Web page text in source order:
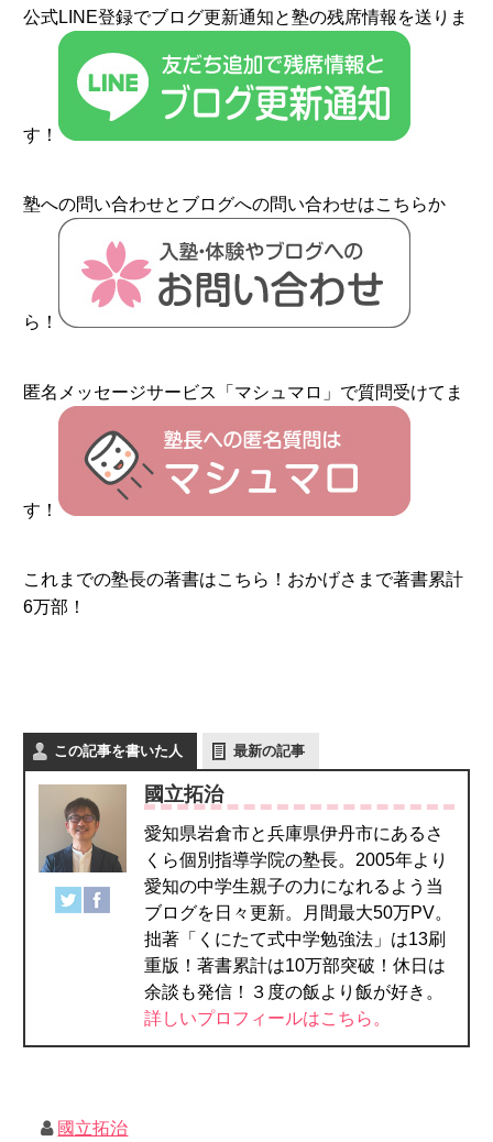
公式LINE登録でブログ更新通知と塾の残席情報を送りま
す！
塾への問い合わせとブログへの問い合わせはこちらか
ら！
匿名メッセージサービス「マシュマロ」で質問受けてま
す！
これまでの塾長の著書はこちら！おかげさまで著書累計
6万部！
この記事を書いた人 最新の記事
國立拓治
愛知県岩倉市と兵庫県伊丹市にあるさ
くら個別指導学院の塾長。2005年より
愛知の中学生親子の力になれるよう当
ブログを日々更新。月間最大50万PV。
拙著「くにたて式中学勉強法」は13刷
重版！著書累計は10万部突破！休日は
余談も発信！３度の飯より飯が好き。
詳しいプロフィールはこちら。
國立拓治